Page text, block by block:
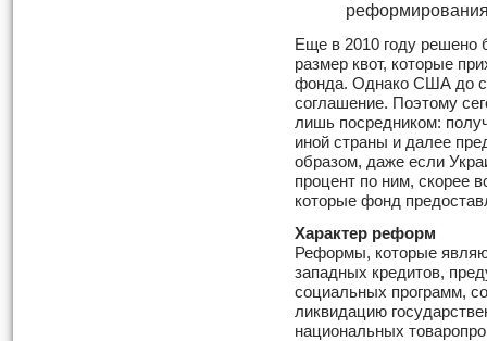
Еще в 2010 году решено
размер квот, которые
фонда. Однако США до
соглашение. Поэтому
лишь посредником:
иной страны и далее
образом, даже если
процент по ним, скорее
которые фонд
Характер реформ
Реформы, которые
западных кредитов,
социальных программ,
ликвидацию
национальных